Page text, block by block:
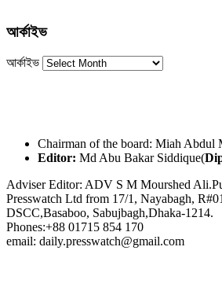
আর্কাইভ
আর্কাইভ
Chairman of the board: Miah Abdul
Editor: Md Abu Bakar Siddique(
Adviser Editor: ADV S M Mourshed
Presswatch Ltd from 17/1, Nayabagh,
DSCC,Basaboo, Sabujbagh,Dhaka-1214.
Phones:+88 01715 854 170
email: daily.presswatch@gmail.com